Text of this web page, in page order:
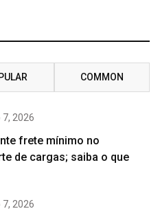
COMMON
2026
frete mínimo no
de cargas; saiba o que
2026